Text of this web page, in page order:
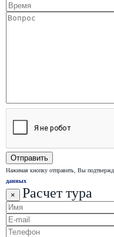
Нажимая кнопку отправить, Вы
данных
× Расчет тура